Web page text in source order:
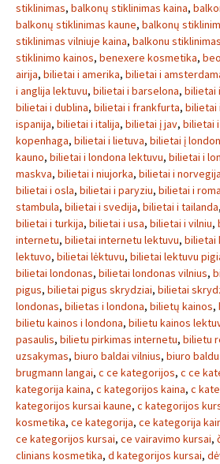
stiklinimas, balkonų stiklinimas kaina,
balkonų stiklinimas kaune, balkonų
stiklinimas vilniuje kaina, balkonu
stiklinimo kainos, benexere kosmetika,
airija, bilietai i amerika, bilietai i
i anglija lektuvu, bilietai i barselona, bilietai
bilietai i dublina, bilietai i frankfurta, bilietai
ispanija, bilietai i italija, bilietai į jav, bilietai
kopenhaga, bilietai i lietuva, bilietai į
kauno, bilietai i londona lektuvu, bilietai i
maskva, bilietai i niujorka, bilietai i norvegija
bilietai i osla, bilietai i paryziu, bilietai i roma
stambula, bilietai i svedija, bilietai i tailanda,
bilietai i turkija, bilietai i usa, bilietai i vilniu,
internetu, bilietai internetu lektuvu, bilietai
lektuvo, bilietai lėktuvu, bilietai lektuvu
bilietai londonas, bilietai londonas vilnius,
pigus, bilietai pigus skrydziai, bilietai
londonas, bilietas i londona, bilietų kainos,
bilietu kainos i londona, bilietu kainos
pasaulis, bilietu pirkimas internetu, bilietu
uzsakymas, biuro baldai vilnius, biuro
brugmann langai, c ce kategorijos, c ce
kategorija kaina, c kategorijos kaina, c
kategorijos kursai kaune, c kategorijos
kosmetika, ce kategorija, ce kategorija
ce kategorijos kursai, ce vairavimo kursai,
clinians kosmetika, d kategorijos kursai,